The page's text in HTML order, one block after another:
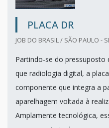
PLACA DR
JOB DO BRASIL / SÃO PAULO -
Partindo-se do pressuposto
que radiologia digital, a
componente que integra a
aparelhagem voltada à
Amplamente tecnológica,